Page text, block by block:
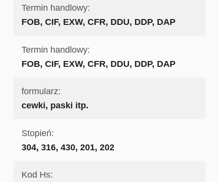
Termin handlowy:
FOB, CIF, EXW, CFR, DDU, DDP, DAP
Termin handlowy:
FOB, CIF, EXW, CFR, DDU, DDP, DAP
formularz:
cewki, paski itp.
Stopień:
304, 316, 430, 201, 202
Kod Hs: